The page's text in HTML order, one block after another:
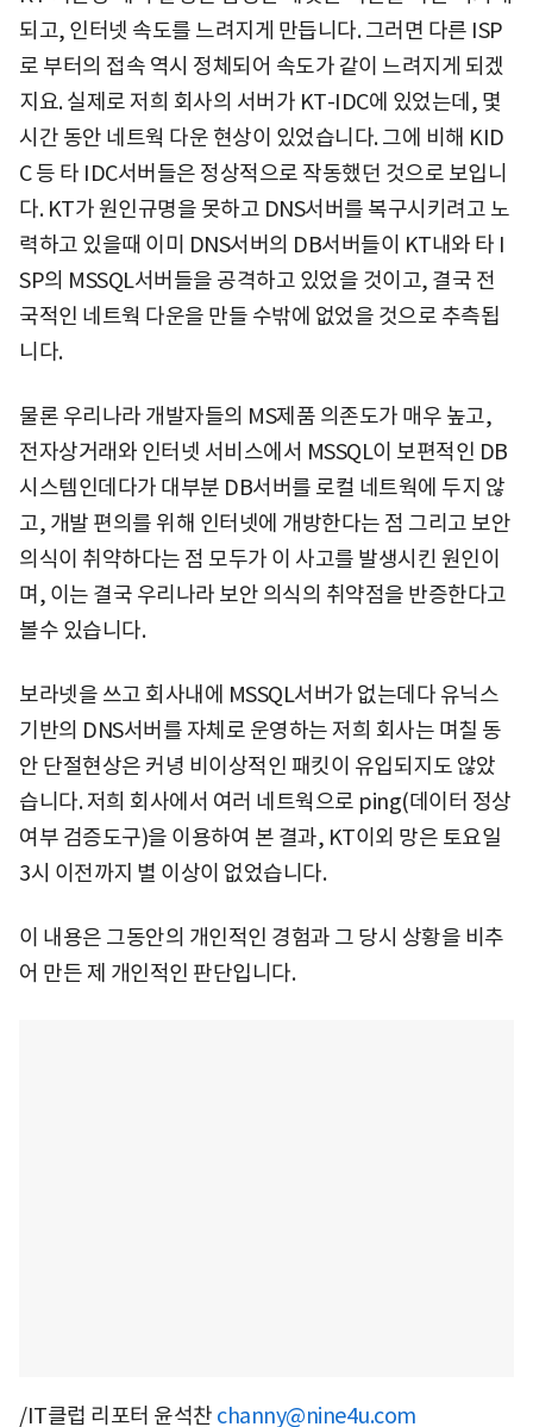
되고, 인터넷 속도를 느려지게 만듭니다. 그러면 다른 ISP
로 부터의 접속 역시 정체되어 속도가 같이 느려지게 되겠
지요. 실제로 저희 회사의 서버가 KT-IDC에 있었는데, 몇
시간 동안 네트웍 다운 현상이 있었습니다. 그에 비해 KID
C 등 타 IDC서버들은 정상적으로 작동했던 것으로 보입니
다. KT가 원인규명을 못하고 DNS서버를 복구시키려고 노
력하고 있을때 이미 DNS서버의 DB서버들이 KT내와 타 I
SP의 MSSQL서버들을 공격하고 있었을 것이고, 결국 전
국적인 네트웍 다운을 만들 수밖에 없었을 것으로 추측됩
니다.
물론 우리나라 개발자들의 MS제품 의존도가 매우 높고,
전자상거래와 인터넷 서비스에서 MSSQL이 보편적인 DB
시스템인데다가 대부분 DB서버를 로컬 네트웍에 두지 않
고, 개발 편의를 위해 인터넷에 개방한다는 점 그리고 보안
의식이 취약하다는 점 모두가 이 사고를 발생시킨 원인이
며, 이는 결국 우리나라 보안 의식의 취약점을 반증한다고
볼수 있습니다.
보라넷을 쓰고 회사내에 MSSQL서버가 없는데다 유닉스
기반의 DNS서버를 자체로 운영하는 저희 회사는 며칠 동
안 단절현상은 커녕 비이상적인 패킷이 유입되지도 않았
습니다. 저희 회사에서 여러 네트웍으로 ping(데이터 정상
여부 검증도구)을 이용하여 본 결과, KT이외 망은 토요일
3시 이전까지 별 이상이 없었습니다.
이 내용은 그동안의 개인적인 경험과 그 당시 상황을 비추
어 만든 제 개인적인 판단입니다.
/IT클럽 리포터 윤석찬 channy@nine4u.com